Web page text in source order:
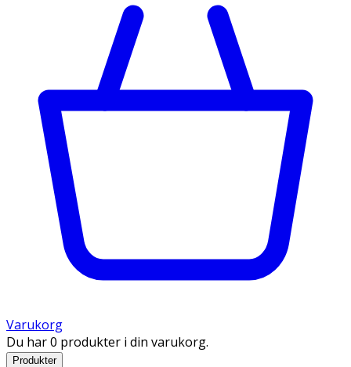
Varukorg
Du har 0 produkter i din varukorg.
Produkter